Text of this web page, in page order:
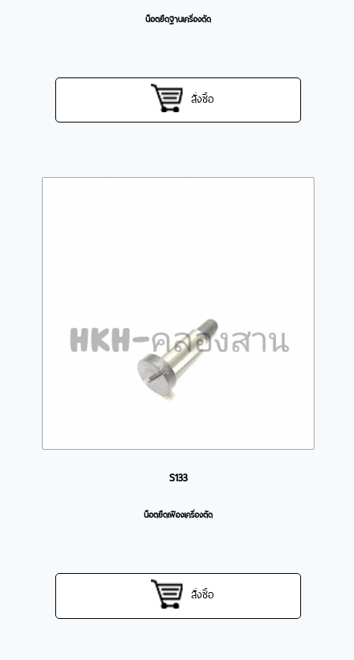
น็อตยึดฐานเครื่องตัด
สั่งซื้อ
S133
น็อตยึดเฟืองเครื่องตัด
สั่งซื้อ